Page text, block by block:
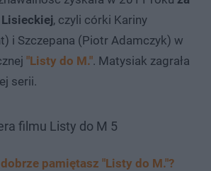
, czyli córki Kariny
i Szczepana (Piotr Adamczyk) w
"Listy do M.". Matysiak zagrała
serii.
filmu Listy do M 5
pamiętasz "Listy do M."?